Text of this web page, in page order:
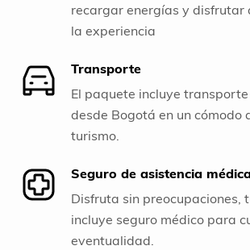
recargar energías y disfrutar
la experiencia
Transporte
El paquete incluye
desde Bogotá en un cómodo
turismo.
Seguro de asistencia
Disfruta sin preocupaciones,
incluye seguro médico para
eventualidad.